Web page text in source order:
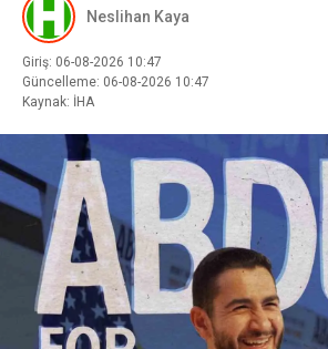
Neslihan Kaya
Giriş: 06-08-2026 10:47
Güncelleme: 06-08-2026 10:47
Kaynak: İHA